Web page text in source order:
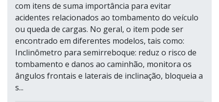
com itens de suma importância para evitar
acidentes relacionados ao tombamento do veículo
ou queda de cargas. No geral, o item pode ser
encontrado em diferentes modelos, tais como:
Inclinômetro para semirreboque: reduz o risco de
tombamento e danos ao caminhão, monitora os
ângulos frontais e laterais de inclinação, bloqueia a
s...